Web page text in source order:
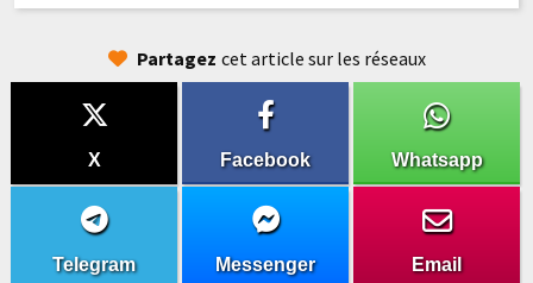
Partagez cet article sur les réseaux
X Facebook Whatsapp
Telegram Messenger Email